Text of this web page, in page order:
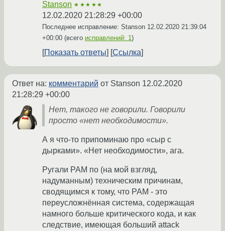
Stanson ★★★★★
12.02.2020 21:28:29 +00:00
Последнее исправление: Stanson 12.02.2020 21:39:04
+00:00 (всего исправлений: 1)
Показать ответы Ссылка
Ответ на: комментарий от Stanson 12.02.2020
21:28:29 +00:00
Нет, такого не говорили. Говорили
просто «нет необходимости».
А я что-то припоминаю про «сыр с
дырками». «Нет необходимости», ага.
Ругали PAM по (на мой взгляд,
надуманным) техническим причинам,
сводящимся к тому, что PAM - это
переусложнённая система, содержащая
намного больше критического кода, и как
следствие, имеющая больший attack